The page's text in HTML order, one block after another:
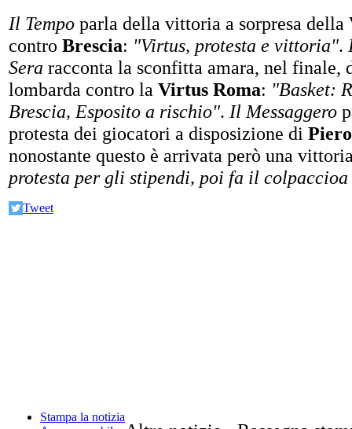
Il Tempo parla della vittoria a sorpresa della
contro Brescia: "Virtus, protesta e vittoria".
Sera racconta la sconfitta amara, nel finale,
lombarda contro la Virtus Roma: "Basket:
Brescia, Esposito a rischio". Il Messaggero
protesta dei giocatori a disposizione di
nonostante questo è arrivata però una
protesta per gli stipendi, poi fa il
Tweet
Stampa la notizia